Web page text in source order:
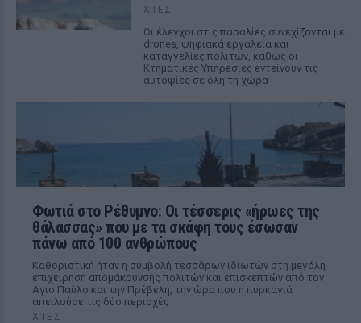
ΧΤΕΣ
Οι έλεγχοι στις παραλίες συνεχίζονται με
drones, ψηφιακά εργαλεία και
καταγγελίες πολιτών, καθώς οι
Κτηματικές Υπηρεσίες εντείνουν τις
αυτοψίες σε όλη τη χώρα
Φωτιά στο Ρέθυμνο: Οι τέσσερις «ήρωες της
θάλασσας» που με τα σκάφη τους έσωσαν
πάνω από 100 ανθρώπους
Καθοριστική ήταν η συμβολή τεσσάρων ιδιωτών στη μεγάλη
επιχείρηση απομάκρυνσης πολιτών και επισκεπτών από τον
Αγιο Παύλο και την Πρέβελη, την ώρα που η πυρκαγιά
απειλούσε τις δύο περιοχές
ΧΤΕΣ